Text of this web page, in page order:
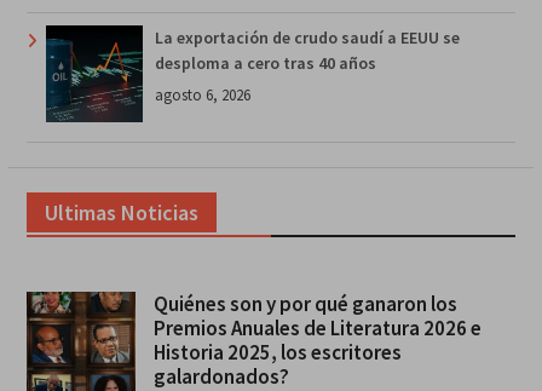
La exportación de crudo saudí a EEUU se
desploma a cero tras 40 años
agosto 6, 2026
Ultimas Noticias
Quiénes son y por qué ganaron los
Premios Anuales de Literatura 2026 e
Historia 2025, los escritores
galardonados?